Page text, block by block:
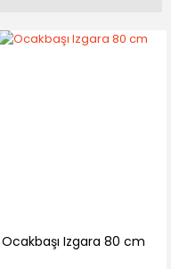
Ocakbaşı Izgara 80 cm